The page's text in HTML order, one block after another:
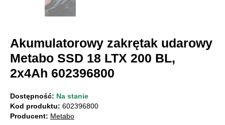
Akumulatorowy zakrętak udarowy
Metabo SSD 18 LTX 200 BL,
2x4Ah 602396800
Dostępność: Na stanie
Kod produktu: 602396800
Producent: Metabo